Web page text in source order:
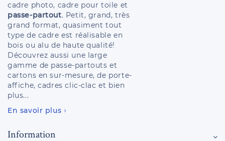
cadre photo, cadre pour toile et
passe-partout. Petit, grand, très
grand format, quasiment tout
type de cadre est réalisable en
bois ou alu de haute qualité!
Découvrez aussi une large
gamme de passe-partouts et
cartons en sur-mesure, de porte-
affiche, cadres clic-clac et bien
plus...
En savoir plus
Information